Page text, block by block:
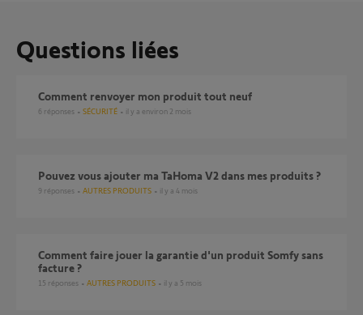
Questions liées
Comment renvoyer mon produit tout neuf
6 réponses SÉCURITÉ il y a environ 2 mois
Pouvez vous ajouter ma TaHoma V2 dans mes produits ?
9 réponses AUTRES PRODUITS il y a 4 mois
Comment faire jouer la garantie d'un produit Somfy sans
facture ?
15 réponses AUTRES PRODUITS il y a 5 mois